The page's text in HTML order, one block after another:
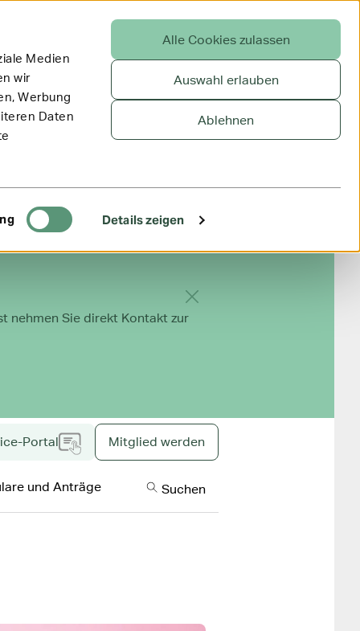
Medien
wir
Werbung
Daten
Details zeigen
Alle Cookies zulassen
Auswahl erlauben
Ablehnen
Hinweis ausblenden
nehmen Sie direkt Kontakt zur
Inklusive
Portal Mitglied werden
und Anträge Suchen